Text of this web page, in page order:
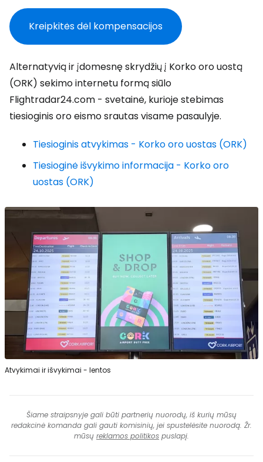
Kreipkitės dėl kompensacijos
Alternatyvią ir įdomesnę skrydžių į Korko oro uostą
(ORK) sekimo internetu formą siūlo
Flightradar24.com - svetainė, kurioje stebimas
tiesioginis oro eismo srautas visame pasaulyje.
Tiesioginis atvykimas - Korko oro uostas (ORK)
Tiesioginė išvykimo informacija - Korko oro
uostas (ORK)
Atvykimai ir išvykimai - lentos
Šiame straipsnyje gali būti partnerių nuorodų, iš kurių mūsų
redakcinė komanda gali gauti komisinių, jei spustelėsite nuorodą. Žr.
mūsų reklamos politikos puslapį.